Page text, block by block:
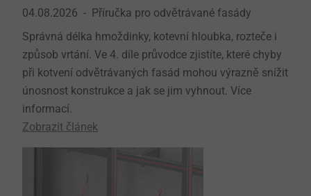
04.08.2026
Příručka pro odvětrávané fasády
Správná délka hmoždinky, kotevní hloubka, rozteče i
způsob vrtání. Ve 4. díle průvodce zjistíte, které chyby
při kotvení odvětrávaných fasád mohou výrazně snížit
únosnost konstrukce a jak se jim vyhnout. Více
informací.
Zobrazit článek